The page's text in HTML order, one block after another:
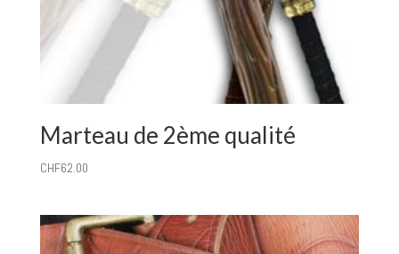
Marteau de 2ème qualité
CHF62.00